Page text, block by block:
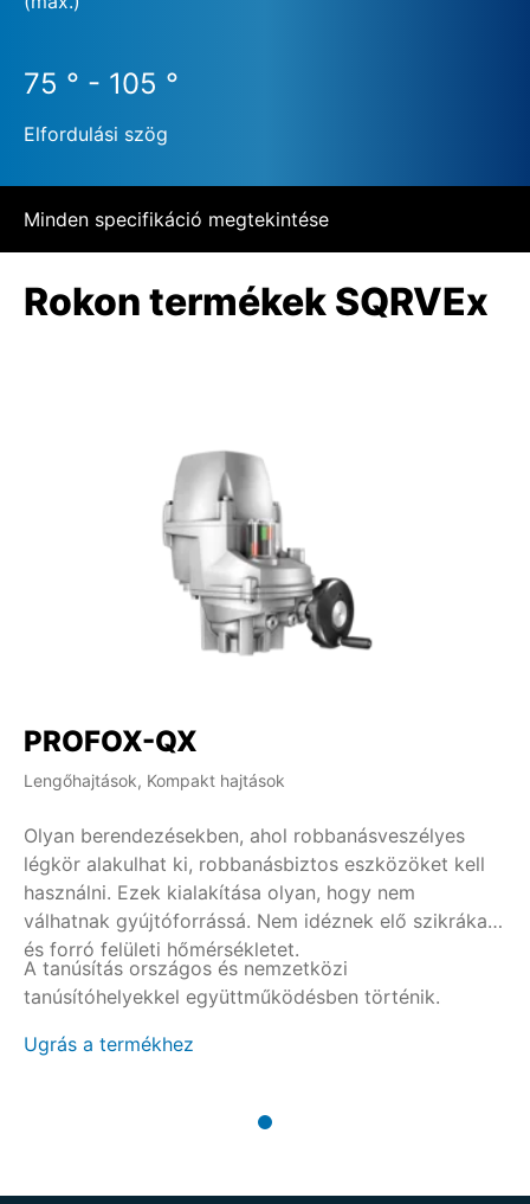
75 ° - 105 °
Elfordulási szög
Minden specifikáció megtekintése
Rokon termékek SQRVEx
PROFOX-QX
Lengőhajtások, Kompakt hajtások
Olyan berendezésekben, ahol robbanásveszélyes
légkör alakulhat ki, robbanásbiztos eszközöket kell
használni. Ezek kialakítása olyan, hogy nem
válhatnak gyújtóforrássá. Nem idéznek elő szikrákat
és forró felületi hőmérsékletet.
A tanúsítás országos és nemzetközi
tanúsítóhelyekkel együttműködésben történik.
Ugrás a termékhez